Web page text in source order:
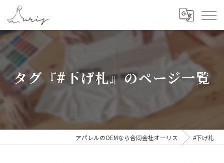
タグ『#下げ札』のページ一覧
アパレルのOEMなら合同会社オーリス #下げ札